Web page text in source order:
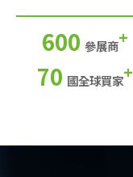
600 參展商+
70 國全球買家+